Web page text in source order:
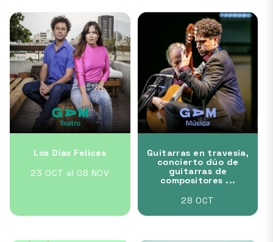
Los Días Felices
23 OCT al 08 NOV
Guitarras en travesia,
concierto dúo de
guitarras de
compositores ...
28 OCT